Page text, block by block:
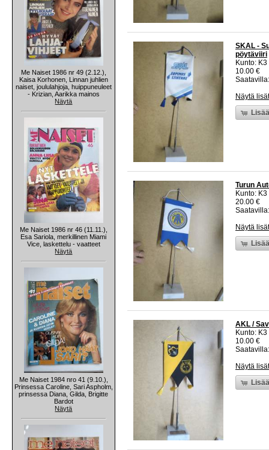
Me Naiset 1986 nr 49 (2.12.),
Kaisa Korhonen, Linnan juhlien
naiset, joululahjoja, huippuneuleet
- Krizian, Aarikka mainos
Näytä
Me Naiset 1986 nr 46 (11.11.),
Esa Sariola, merkillinen Miami
Vice, laskettelu - vaatteet
Näytä
Me Naiset 1984 nro 41 (9.10.),
Prinsessa Caroline, Sari Aspholm,
prinsessa Diana, Gilda, Brigitte
Bardot
Näytä
SKAL -
pöytäviiri
Kunto:
10.00 €
Näytä
Turun
Kunto:
20.00 €
Näytä
AKL /
Kunto:
10.00 €
Näytä